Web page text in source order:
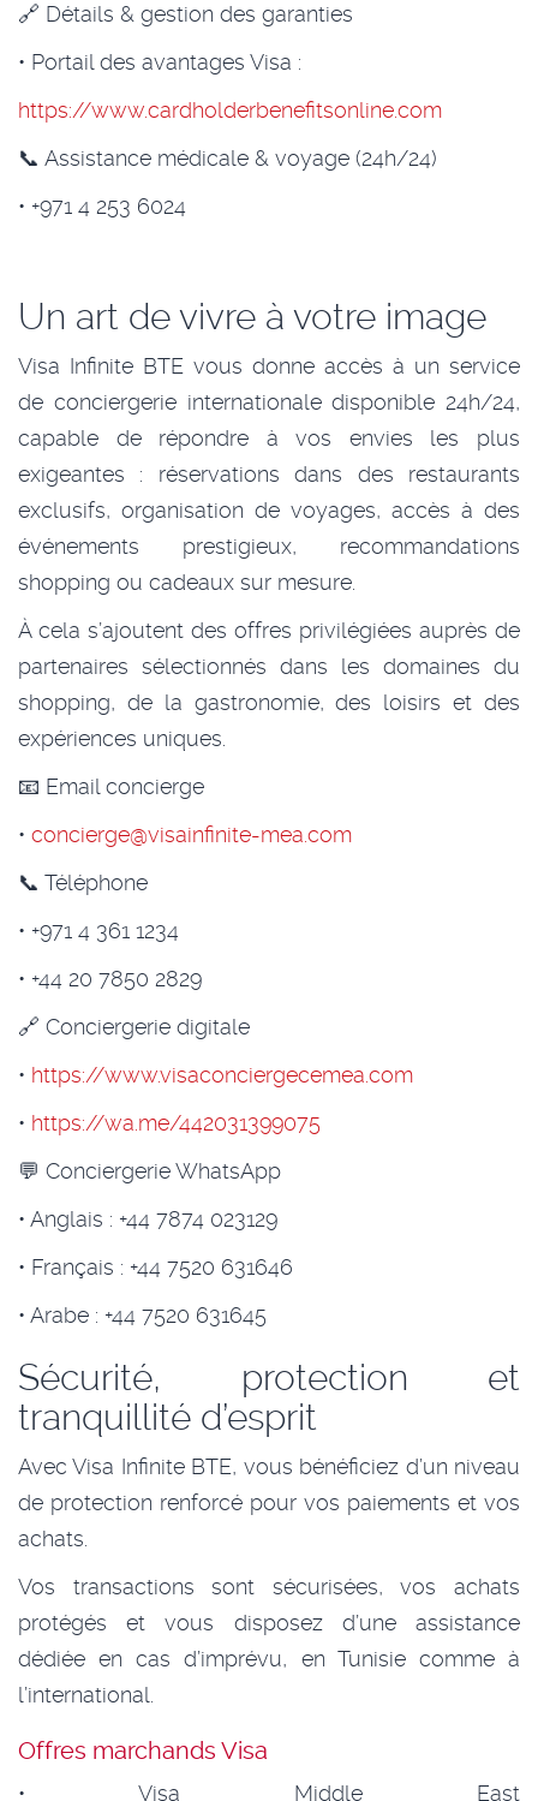
🔗 Détails & gestion des garanties
• Portail des avantages Visa :
https://www.cardholderbenefitsonline.com
📞 Assistance médicale & voyage (24h/24)
• +971 4 253 6024
Un art de vivre à votre image
Visa Infinite BTE vous donne accès à un service
de conciergerie internationale disponible 24h/24,
capable de répondre à vos envies les plus
exigeantes : réservations dans des restaurants
exclusifs, organisation de voyages, accès à des
événements prestigieux, recommandations
shopping ou cadeaux sur mesure.
À cela s’ajoutent des offres privilégiées auprès de
partenaires sélectionnés dans les domaines du
shopping, de la gastronomie, des loisirs et des
expériences uniques.
📧 Email concierge
• concierge@visainfinite-mea.com
📞 Téléphone
• +971 4 361 1234
• +44 20 7850 2829
🔗 Conciergerie digitale
• https://www.visaconciergecemea.com
• https://wa.me/442031399075
💬 Conciergerie WhatsApp
• Anglais : +44 7874 023129
• Français : +44 7520 631646
• Arabe : +44 7520 631645
Sécurité, protection et
tranquillité d’esprit
Avec Visa Infinite BTE, vous bénéficiez d’un niveau
de protection renforcé pour vos paiements et vos
achats.
Vos transactions sont sécurisées, vos achats
protégés et vous disposez d’une assistance
dédiée en cas d’imprévu, en Tunisie comme à
l’international.
Offres marchands Visa
• Visa Middle East